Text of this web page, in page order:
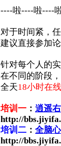
----啦----啦----
对于时间紧，任
建议直接参加
针对每个人的实
在不同的阶段
全天18小时在线
培训一 ： 逍遥
http://
培训二 ： 全脑
http://